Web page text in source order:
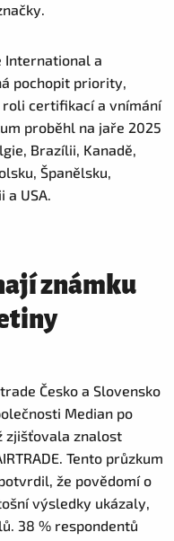
International a
pochopit priority,
certifikací a vnímání
proběhl na jaře 2025
Brazílii, Kanadě,
Španělsku,
a USA.
známku
Česko a Slovensko
Median po
zjišťovala znalost
Tento průzkum
že povědomí o
výsledky ukázaly,
38 % respondentů